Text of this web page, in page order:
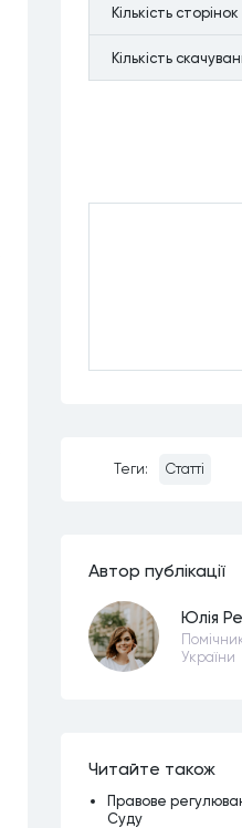
Кiлькiсть сторiнок
Кiлькiсть
Теги: Статті
Автор публiкацiї
Юлія
України
Читайте також
Правове
Суду